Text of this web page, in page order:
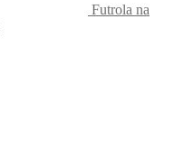
Futrola na